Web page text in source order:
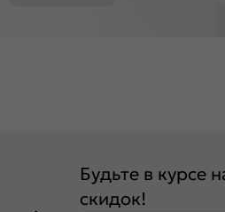
Будьте в курсе
скидок!